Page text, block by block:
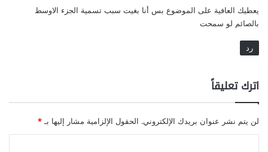
ل
يعطيك العافية على الموضوع بس أنا بغيت سبب تسمية الجزء الاوسط
بالصائم لو سمحت
رد
اترك تعليقاً
لن يتم نشر عنوان بريدك الإلكتروني. الحقول الإلزامية مشار إليها بـ*